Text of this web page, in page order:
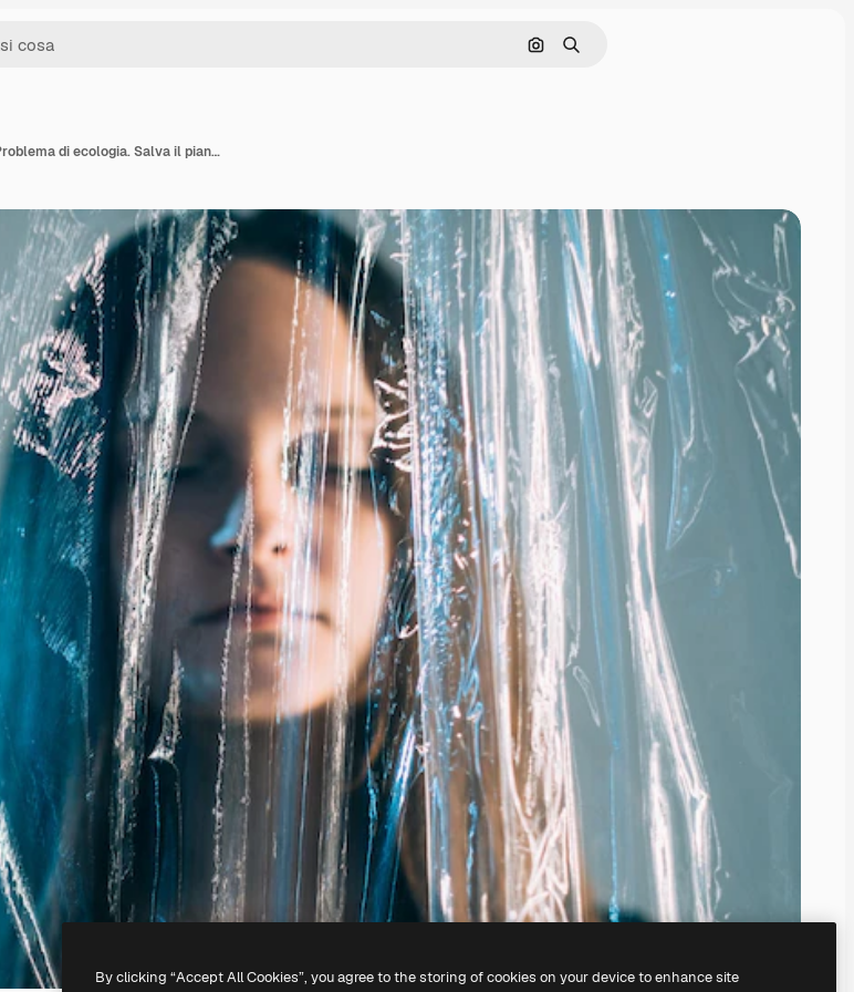
Cerca per immagine
Ricerca
Inquinamento da plastica. Riciclo dei rifiuti. Problema di ecologia. Salva il pianeta. Ritratto di donna fredda e senza emozioni sfocata con gli occhi chiusi che annega sotto una pellicola di polietilene trasparente isolata su sfondo blu.
By clicking “Accept All Cookies”, you agree to the storing of cookies on your device to enhance site